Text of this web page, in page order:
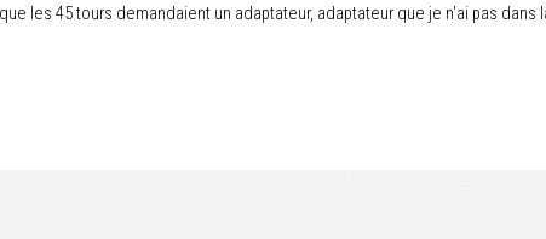
les 45 tours demandaient un adaptateur, adaptateur que je n'ai pas dans